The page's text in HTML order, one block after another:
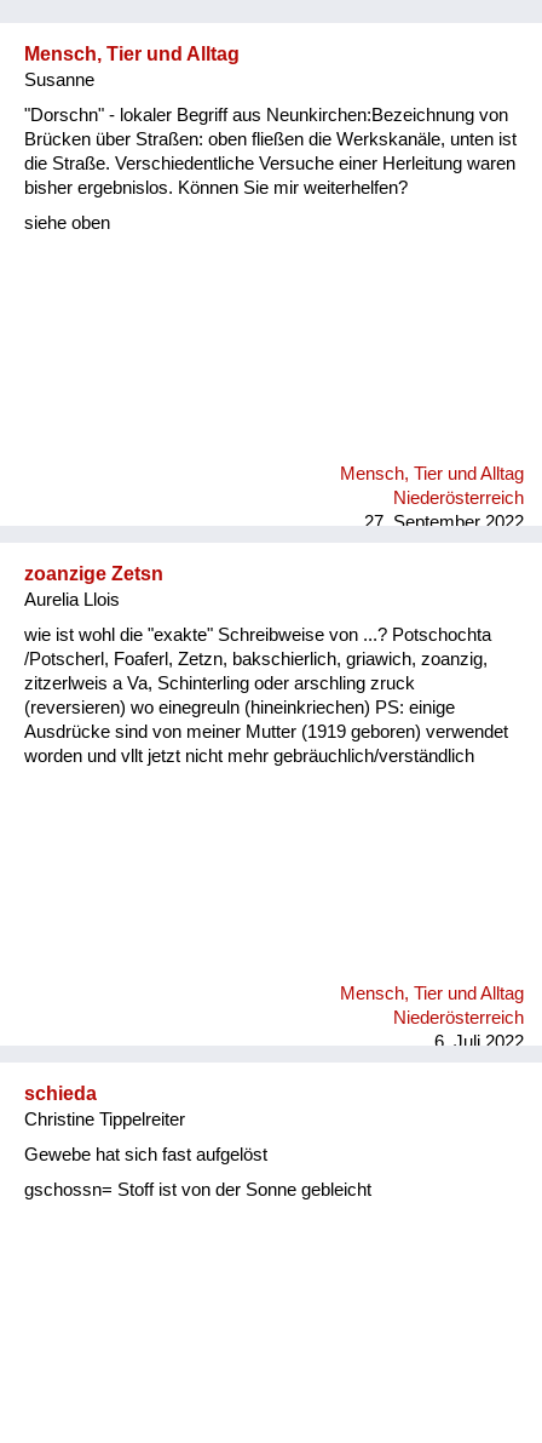
Natur und Landwirtschaft
Fluchen und Reden
Mensch, Tier und Alltag
Susanne
"Dorschn" - lokaler Begriff aus Neunkirchen:Bezeichnung von
Brücken über Straßen: oben fließen die Werkskanäle, unten ist
die Straße. Verschiedentliche Versuche einer Herleitung waren
bisher ergebnislos. Können Sie mir weiterhelfen?
siehe oben
Mensch, Tier und Alltag
Niederösterreich
27. September 2022
zoanzige Zetsn
Aurelia Llois
wie ist wohl die "exakte" Schreibweise von ...? Potschochta
/Potscherl, Foaferl, Zetzn, bakschierlich, griawich, zoanzig,
zitzerlweis a Va, Schinterling oder arschling zruck
(reversieren) wo einegreuln (hineinkriechen) PS: einige
Ausdrücke sind von meiner Mutter (1919 geboren) verwendet
worden und vllt jetzt nicht mehr gebräuchlich/verständlich
Mensch, Tier und Alltag
Niederösterreich
6. Juli 2022
schieda
Christine Tippelreiter
Gewebe hat sich fast aufgelöst
gschossn= Stoff ist von der Sonne gebleicht